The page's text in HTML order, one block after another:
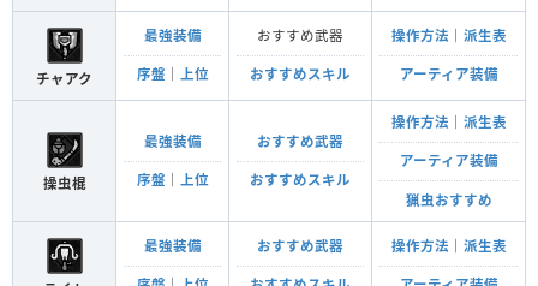
チャアク
最強装備
序盤 上位
おすすめ武器
おすすめスキル
操作方法 派生表
アーティア装備
操虫棍
最強装備
序盤 上位
おすすめ武器
おすすめスキル
操作方法 派生表
アーティア装備
猟虫おすすめ
最強装備 おすすめ武器 操作方法 派生表